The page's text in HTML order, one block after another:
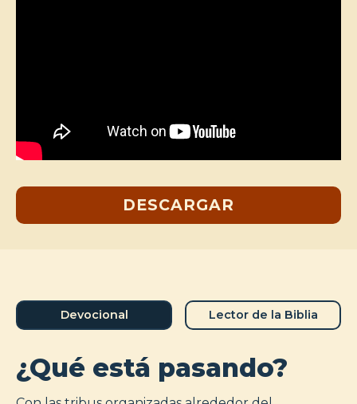
DESCARGAR
Devocional Lector de la Biblia
¿Qué está pasando?